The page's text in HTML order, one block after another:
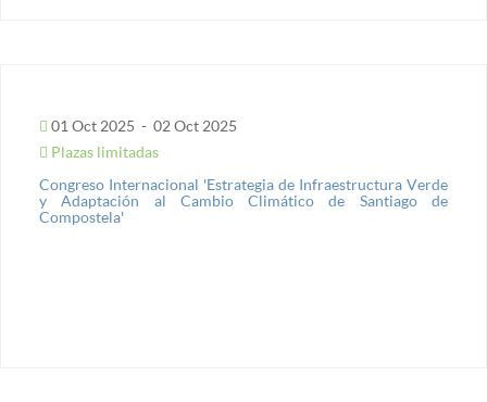
01 Oct 2025 - 02 Oct 2025
Plazas limitadas
Congreso Internacional 'Estrategia de Infraestructura Verde
y Adaptación al Cambio Climático de Santiago de
Compostela'